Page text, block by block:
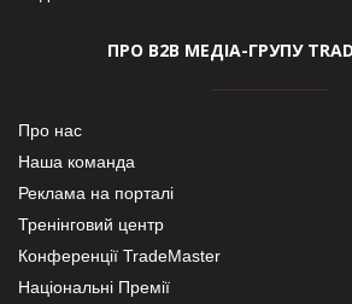
ПРО В2В МЕДІА-ГРУПУ
Про нас
Наша команда
Реклама на порталі
Тренінговий центр
Конференції TradeMaster
Національні Премії